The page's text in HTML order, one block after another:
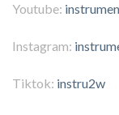
Youtube:
Instagram:
Tiktok: instru2w